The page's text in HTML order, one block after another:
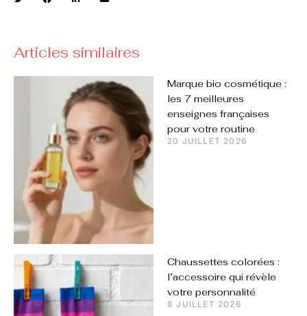
Articles similaires
Marque bio cosmétique :
les 7 meilleures
enseignes françaises
pour votre routine
20 JUILLET 2026
Chaussettes colorées :
l’accessoire qui révèle
votre personnalité
8 JUILLET 2026